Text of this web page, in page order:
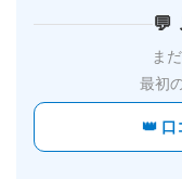
💬
ま
最初
👑 口